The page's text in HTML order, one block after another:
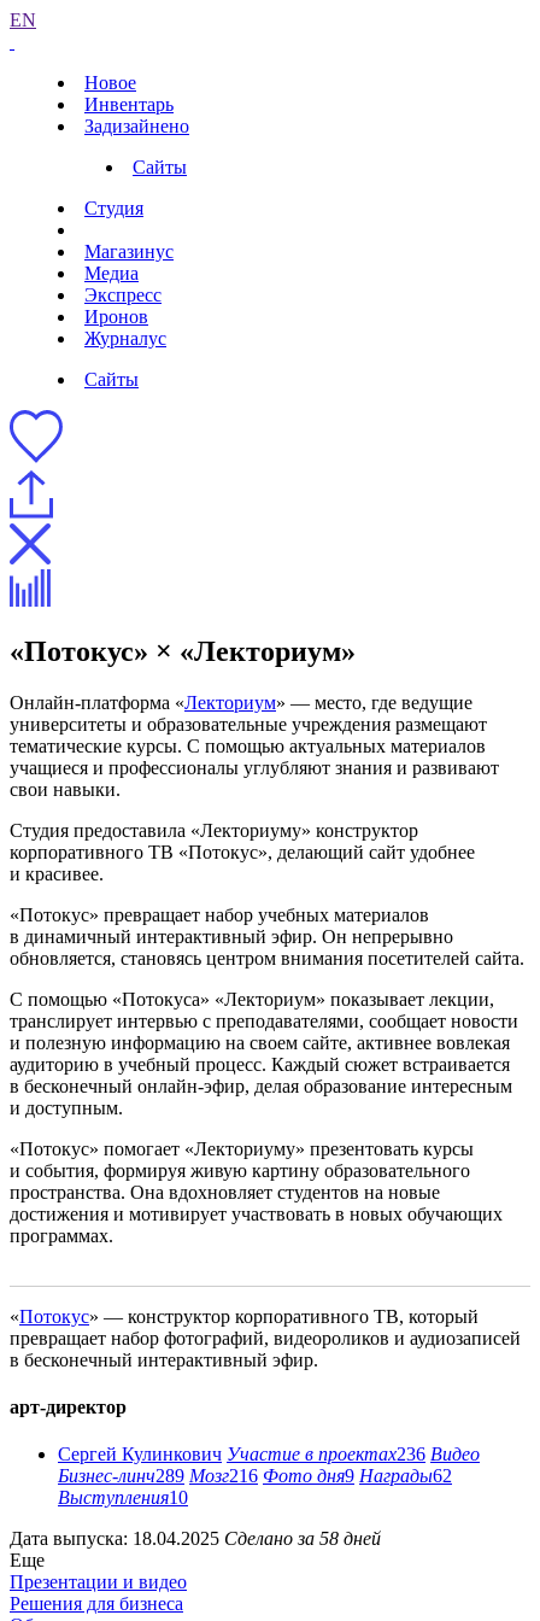
EN
Новое
Инвентарь
Задизайнено
Сайты
Студия
Магазинус
Медиа
Экспресс
Иронов
Журналус
Сайты
«Потокус» × «Лекториум»
Онлайн-платформа «Лекториум» — место, где ведущие
университеты и образовательные учреждения размещают
тематические курсы. С помощью актуальных материалов
учащиеся и профессионалы углубляют знания и развивают
свои навыки.
Студия предоставила «Лекториуму» конструктор
корпоративного ТВ «Потокус», делающий сайт удобнее
и красивее.
«Потокус» превращает набор учебных материалов
в динамичный интерактивный эфир. Он непрерывно
обновляется, становясь центром внимания посетителей сайта.
С помощью «Потокуса» «Лекториум» показывает лекции,
транслирует интервью с преподавателями, сообщает новости
и полезную информацию на своем сайте, активнее вовлекая
аудиторию в учебный процесс. Каждый сюжет встраивается
в бесконечный онлайн-эфир, делая образование интересным
и доступным.
«Потокус» помогает «Лекториуму» презентовать курсы
и события, формируя живую картину образовательного
пространства. Она вдохновляет студентов на новые
достижения и мотивирует участвовать в новых обучающих
программах.
«Потокус» — конструктор корпоративного ТВ, который
превращает набор фотографий, видеороликов и аудиозаписей
в бесконечный интерактивный эфир.
арт-директор
Сергей Кулинкович Участие в проектах236 Видео
Бизнес-линч289 Мозг216 Фото дня9 Награды62
Выступления10
Дата выпуска: 18.04.2025 Сделано за 58 дней
Еще
Презентации и видео
Решения для бизнеса